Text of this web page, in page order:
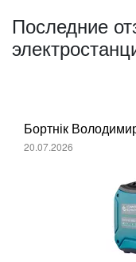
Последние
Бортнік
20.07.2026